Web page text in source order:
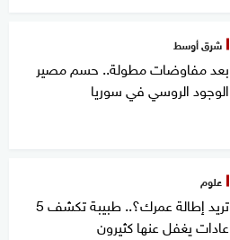
شرق أوسط
بعد مفاوضات مطولة.. حسم مصير
الوجود الروسي في سوريا
علوم
تريد إطالة عمرك؟.. طبيبة تكشف 5
عادات يغفل عنها كثيرون